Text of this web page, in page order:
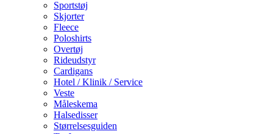
Sportstøj
Skjorter
Fleece
Poloshirts
Overtøj
Rideudstyr
Cardigans
Hotel / Klinik / Service
Veste
Måleskema
Halsedisser
Størrelsesguiden